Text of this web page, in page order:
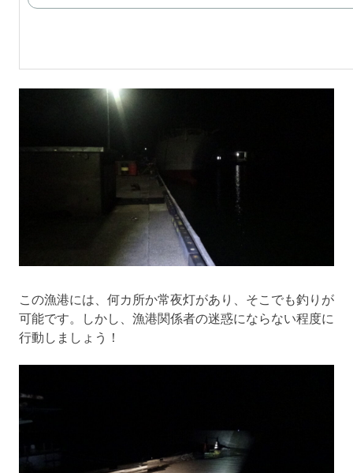
この漁港には、何カ所か常夜灯があり、そこでも釣りが
可能です。しかし、漁港関係者の迷惑にならない程度に
行動しましょう！